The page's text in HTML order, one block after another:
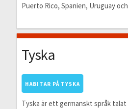
Puerto Rico, Spanien, Uruguay
Tyska
HABITAR PÅ TYSKA
Tyska är ett germanskt språk talat